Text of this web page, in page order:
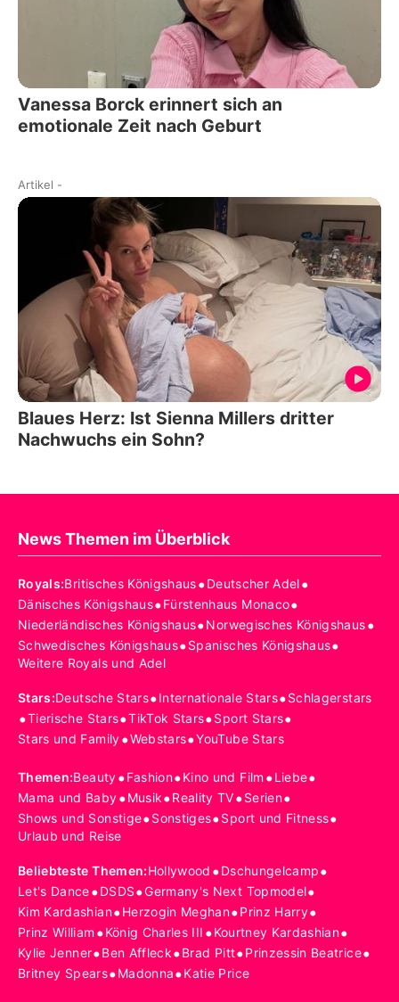
Vanessa Borck erinnert sich an
emotionale Zeit nach Geburt
Artikel -
Blaues Herz: Ist Sienna Millers dritter
Nachwuchs ein Sohn?
News Themen im Überblick
Royals:Britisches Königshaus•Deutscher Adel•
Dänisches Königshaus•Fürstenhaus Monaco•
Niederländisches Königshaus•Norwegisches Königshaus•
Schwedisches Königshaus•Spanisches Königshaus•
Weitere Royals und Adel
Stars:Deutsche Stars•Internationale Stars•Schlagerstars
•Tierische Stars•TikTok Stars•Sport Stars•
Stars und Family•Webstars•YouTube Stars
Themen:Beauty•Fashion•Kino und Film •Liebe•
Mama und Baby•Musik•Reality TV•Serien•
Shows und Sonstige•Sonstiges•Sport und Fitness•
Urlaub und Reise
Beliebteste Themen:Hollywood •Dschungelcamp•
Let's Dance•DSDS•Germany's Next Topmodel•
Kim Kardashian•Herzogin Meghan•Prinz Harry•
Prinz William •König Charles III •Kourtney Kardashian•
Kylie Jenner•Ben Affleck•Brad Pitt•Prinzessin Beatrice•
Britney Spears•Madonna•Katie Price